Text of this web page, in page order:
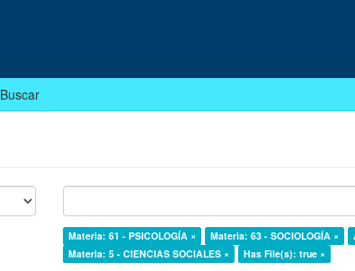
Buscar
Materia: 61 - PSICOLOGÍA × Materia: 63 - SOCIOLOGÍA ×
Materia: 5 - CIENCIAS SOCIALES ×
Has File(s): true ×